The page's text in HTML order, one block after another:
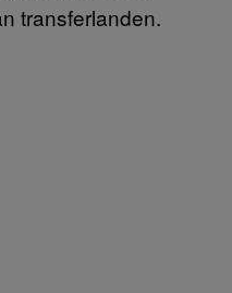
transferlanden.